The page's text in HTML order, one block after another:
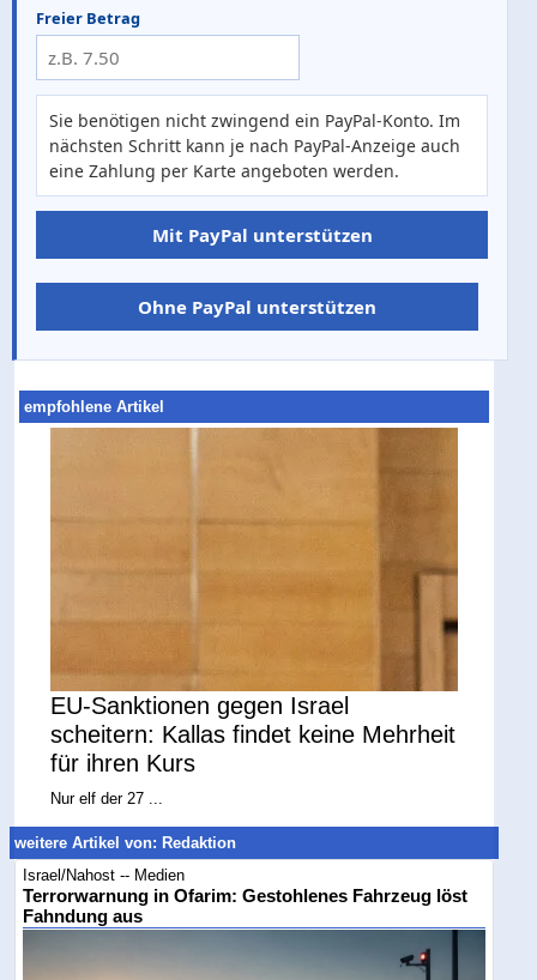
Freier Betrag
Sie benötigen nicht zwingend ein PayPal-Konto. Im
nächsten Schritt kann je nach PayPal-Anzeige auch
eine Zahlung per Karte angeboten werden.
Mit PayPal unterstützen
Ohne PayPal unterstützen
empfohlene Artikel
EU-Sanktionen gegen Israel
scheitern: Kallas findet keine Mehrheit
für ihren Kurs
Nur elf der 27 ...
weitere Artikel von: Redaktion
Israel/Nahost -- Medien
Terrorwarnung in Ofarim: Gestohlenes Fahrzeug löst
Fahndung aus